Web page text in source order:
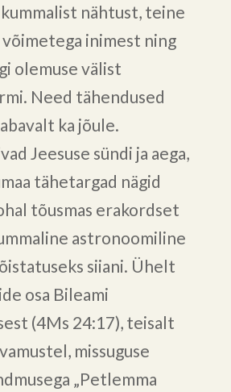
kummalist nähtust, teine
inimest ning
olemuse välist
Need tähendused
ka jõule.
Jeesuse sündi ja aega,
tähetargad nägid
tõusmas erakordset
astronoomiline
siiani. Ühelt
osa Bileami
(4Ms 24:17), teisalt
missuguse
„Petlemma